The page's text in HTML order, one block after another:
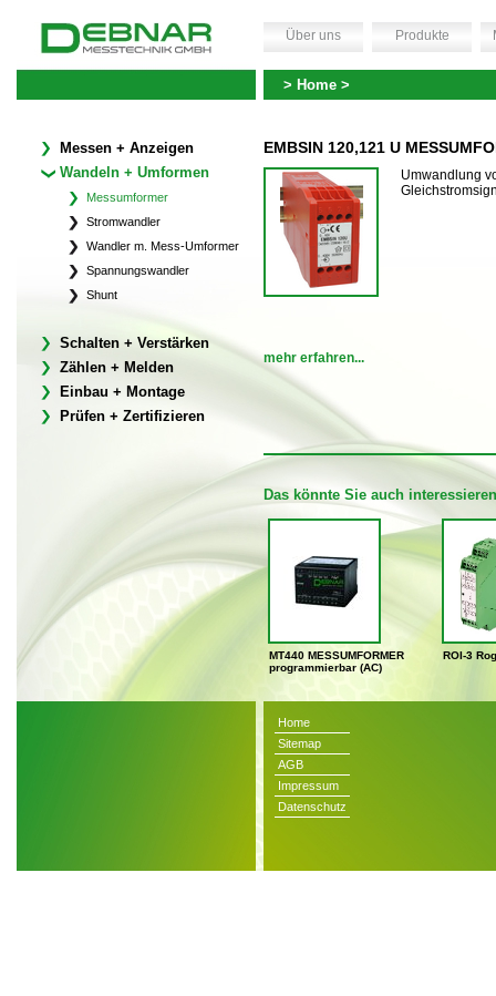
> Home >
Über uns Produkte
Messen + Anzeigen
Wandeln + Umformen
Messumformer
Stromwandler
Wandler m. Mess-Umformer
Spannungswandler
Shunt
Schalten + Verstärken
Zählen + Melden
Einbau + Montage
Prüfen + Zertifizieren
EMBSIN 120,121 U
Umwandlung
mehr erfahren...
Das könnte Sie auch interessieren
MT440 MESSUMFORMER
programmierbar (AC)
ROI-3
Home
Sitemap
AGB
Impressum
Datenschutz